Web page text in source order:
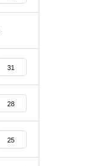
31
28
25